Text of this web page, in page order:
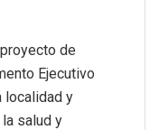
de
Ejecutivo
localidad y
salud y